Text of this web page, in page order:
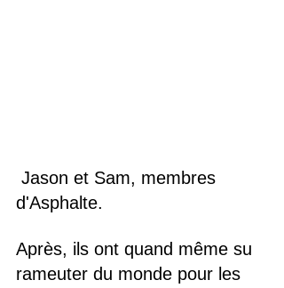
d'Asphalte.
Après, ils ont quand même su
rameuter du monde pour les